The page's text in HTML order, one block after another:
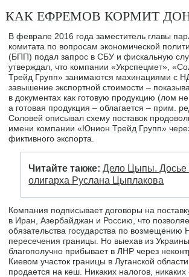
КАК ЕФРЕМОВ КОРМИТ
В феврале 2016 года заместитель главы
комитата по вопросам экономической
(БПП) подал запрос в СБУ и фискальную
утверждал, что компании «Укрспецмет»,
Трейд Групп» занимаются махинациями с
завышение экспортной стоимости –
в документах как готовую продукцию (лом
а готовая продукция – облагается – прим.
Соловей описывал схему поставок
имени компании «Юнион Трейд Групп»
фиктивного экспорта.
Читайте также: Дело Цыпы. Досье
олигарха Руслана Цыплакова
Компания подписывает договоры на
в Иран, Азербайджан и Россию, что
обязательства государства по возмещению
пересечения границы. Но выехав из
благополучно прибывает в ЛНР через
Киевом участок границы в Луганской
продается на кеш. Никаких налогов, никаких